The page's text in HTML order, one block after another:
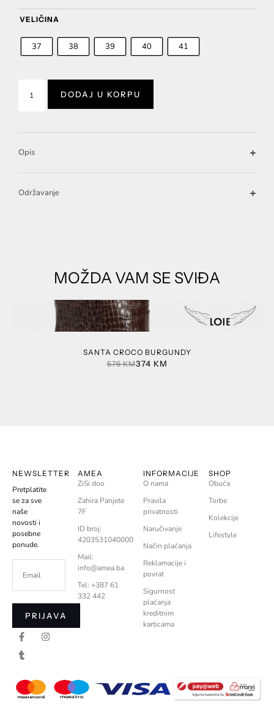
VELIČINA
37 38 39 40 41
DODAJ U KORPU
Opis
Održavanje
MOŽDA VAM SE SVIĐA
SANTA CROCO BURGUNDY
576KM374 KM
NEWSLETTER
Pretplatite
se za sve
naše
novosti i
posebne
ponude.
PRIJAVA
AMEA
ZiSi doo
Zahira Panjete
7F
ID broj:
4203531040000
Mail:
info@amea.ba
Tel: +387 61
332 442
INFORMACIJE
O nama
Pravila
privatnosti
Naručivanje
Način plaćanja
Reklamacije i
povrat
Sigurnost
plaćanja
kreditnim
karticama
SHOP
Obuća
Torbe
Kolekcije
Lifestyle